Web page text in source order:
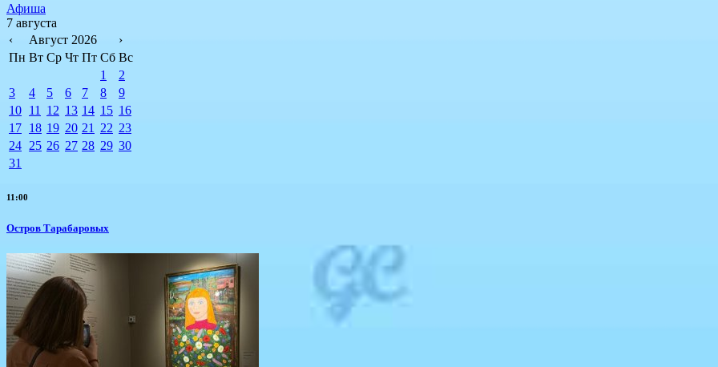
Афиша
7 августа
‹
Август 2026
›
Пн Вт Ср Чт Пт Сб Вс
1
2
3
4 5 6 7 8
9
10 11 12 13 14 15 16
17 18 19 20 21 22 23
24 25 26 27 28 29 30
31
11:00
Остров Тарабаровых